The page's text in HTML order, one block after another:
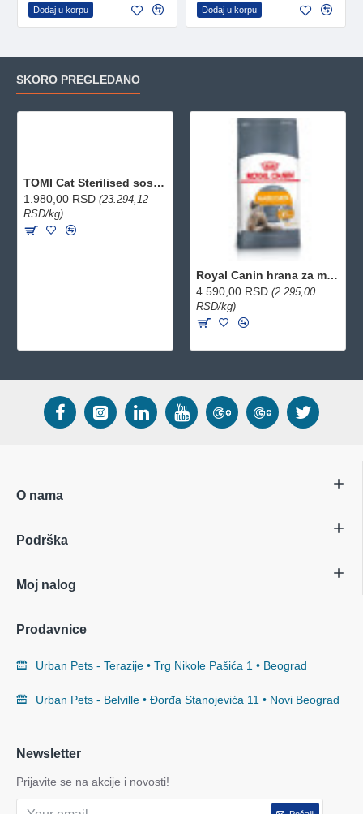
Dodaj u korpu Dodaj u korpu
SKORO PREGLEDANO
TOMI Cat Sterilised sos za mačke - Govedina 22x85g
1.980,00 RSD (23.294,12
RSD/kg)
Royal Canin hrana za mačke Hair & Skin 2kg
4.590,00 RSD (2.295,00
RSD/kg)
O nama
Podrška
Moj nalog
Prodavnice
Urban Pets - Terazije • Trg Nikole Pašića 1 • Beograd
Urban Pets - Belville • Đorđa Stanojevića 11 • Novi Beograd
Newsletter
Prijavite se na akcije i novosti!